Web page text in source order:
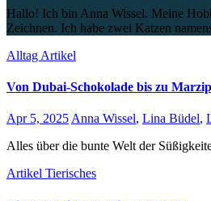
Hallo! Ich bin Anna Wissel. Meine
Zeichnen. Ich habe zwei Katzen
Alltag Artikel
Von Dubai-Schokolade bis zu
Apr 5, 2025Anna Wissel, Lina Büdel,
Alles über die bunte Welt der
Artikel Tierisches